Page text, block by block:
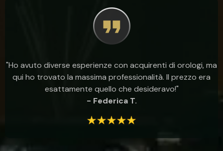
"Ho avuto diverse esperienze con acquirenti di orologi, ma
qui ho trovato la massima professionalità. Il prezzo era
esattamente quello che desideravo!"
- Federica T.